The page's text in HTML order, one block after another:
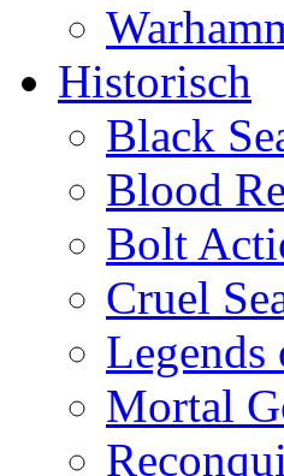
Historisch
Black
Blood
Bolt
Cruel
Legends
Mortal